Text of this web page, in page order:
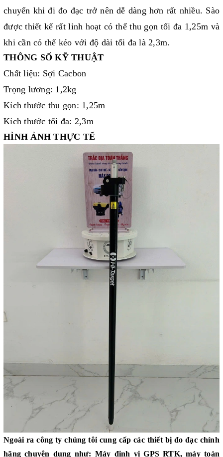
chuyển khi đi đo đạc trở nên dễ dàng hơn rất nhiều. Sào
được thiết kế rất linh hoạt có thể thu gọn tối đa 1,25m và
khi cần có thể kéo với độ dài tối đa là 2,3m.
THÔNG SỐ KỸ THUẬT
Chất liệu: Sợi Cacbon
Trọng lương: 1,2kg
Kích thước thu gọn: 1,25m
Kích thước tối đa: 2,3m
HÌNH ẢNH THỰC TẾ
Ngoài ra công ty chúng tôi cung cấp các thiết bị đo đạc chính
hãng chuyên dụng như: Máy định vị GPS RTK,máy toàn